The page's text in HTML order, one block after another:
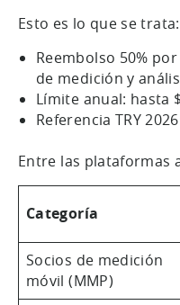
Esto es lo que se trata:
Reembolso 50%
de medición y
Límite anual: hasta
Referencia TRY
Entre las plataformas
Categoría
Socios de medición
móvil (MMP)